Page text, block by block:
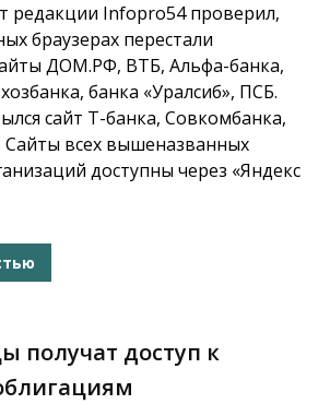
редакции Infopro54 проверил,
браузерах перестали
ДОМ.РФ, ВТБ, Альфа-банка,
банка «Уралсиб», ПСБ.
сайт Т-банка, Совкомбанка,
Сайты всех вышеназванных
доступны через «Яндекс
получат доступ к